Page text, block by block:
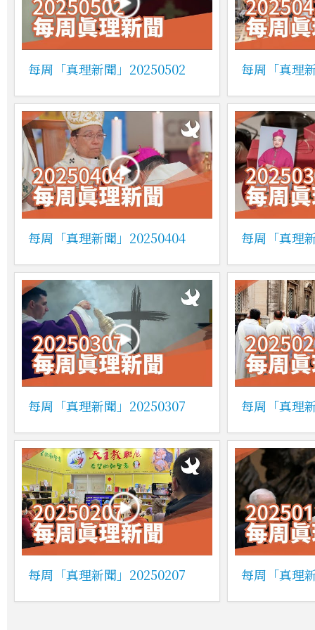
每周「真理新聞」20250502 每周「真理
每周「真理新聞」20250404 每周「真理
每周「真理新聞」20250307 每周「真理
每周「真理新聞」20250207 每周「真理